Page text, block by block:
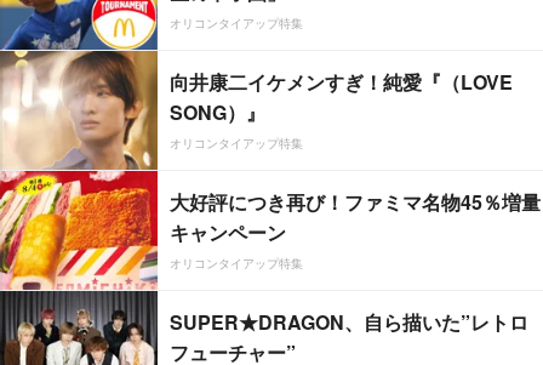
オリコンタイアップ特集
向井康二イケメンすぎ！純愛『（LOVE
SONG）』
オリコンタイアップ特集
大好評につき再び！ファミマ名物45％増量
キャンペーン
オリコンタイアップ特集
SUPER★DRAGON、自ら描いた”レトロ
フューチャー”